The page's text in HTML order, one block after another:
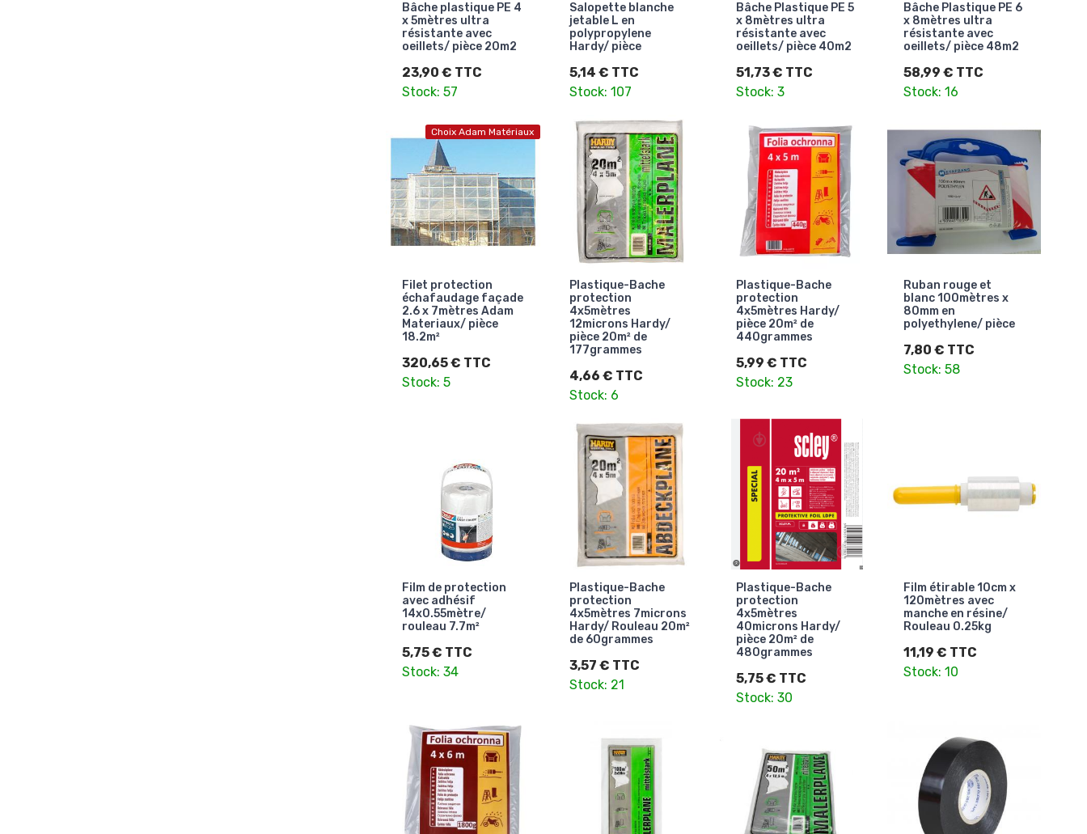
Bâche plastique PE 4
x 5mètres ultra
résistante avec
oeillets/ pièce 20m2
23,90 € TTC
Stock: 57
Salopette blanche
jetable L en
polypropylene
Hardy/ pièce
5,14 € TTC
Stock: 107
Bâche Plastique PE 5
x 8mètres ultra
résistante avec
oeillets/ pièce 40m2
51,73 € TTC
Stock: 3
Bâche Plastique PE 6
x 8mètres ultra
résistante avec
oeillets/ pièce 48m2
58,99 € TTC
Stock: 16
Choix Adam Matériaux
Filet protection
échafaudage façade
2.6 x 7mètres Adam
Materiaux/ pièce
18.2m²
320,65 € TTC
Stock: 5
Plastique-Bache
protection
4x5mètres
12microns Hardy/
pièce 20m² de
177grammes
4,66 € TTC
Stock: 6
Plastique-Bache
protection
4x5mètres Hardy/
pièce 20m² de
440grammes
5,99 € TTC
Stock: 23
Ruban rouge et
blanc 100mètres x
80mm en
polyethylene/ pièce
7,80 € TTC
Stock: 58
Film de protection
avec adhésif
14x0.55mètre/
rouleau 7.7m²
5,75 € TTC
Stock: 34
Plastique-Bache
protection
4x5mètres 7microns
Hardy/ Rouleau 20m²
de 60grammes
3,57 € TTC
Stock: 21
Plastique-Bache
protection
4x5mètres
40microns Hardy/
pièce 20m² de
480grammes
5,75 € TTC
Stock: 30
Film étirable 10cm x
120mètres avec
manche en résine/
Rouleau 0.25kg
11,19 € TTC
Stock: 10